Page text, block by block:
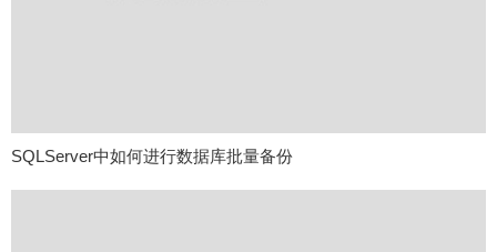
SQLServer中如何进行数据库批量备份